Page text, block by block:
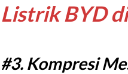
Listrik BYD
#3. Kompresi